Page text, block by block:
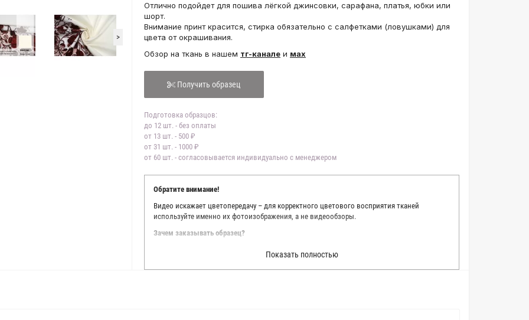
>
Отлично подойдет для пошива лёгкой джинсовки, сарафана, платья, юбки или
шорт.
Внимание принт красится, стирка обязательно с салфетками (ловушками) для
цвета от окрашивания.
Обзор на ткань в нашем тг-канале и мах
Получить образец
Подготовка образцов:
до 12 шт. - без оплаты
от 13 шт. - 500 ₽
от 31 шт. - 1000 ₽
от 60 шт. - согласовывается индивидуально с менеджером
Обратите внимание!
Видео искажает цветопередачу – для корректного цветового восприятия тканей
используйте именно их фотоизображения, а не видеообзоры.
Зачем заказывать образец?
Мы делаем все возможное, чтобы точно описать цвет каждой ткани из нашего каталога.
Мы осматриваем и фотографируем каждую ткань в естественном свете, стараемся
находить только правильные цветовые условия и описания. Но несмотря на наши
Показать полностью